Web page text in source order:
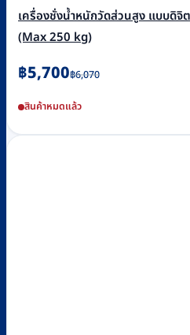
เครื่องชั่งน้ำหนักวัดส่วนสูง แบบดิจิ
(Max 250 kg)
฿6,070
Original
was:
฿6,070.
฿5,700
Current
is:
฿5,700.
สินค้าหมดแล้ว